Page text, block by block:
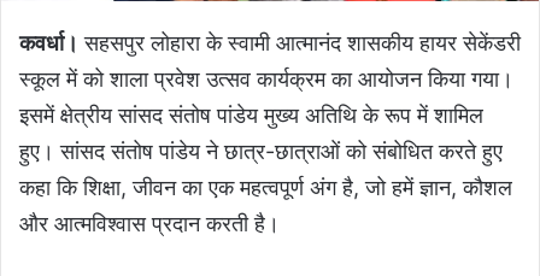
कवर्धा। सहसपुर लोहारा के स्वामी आत्मानंद शासकीय हायर सेकेंडरी
स्कूल में को शाला प्रवेश उत्सव कार्यक्रम का आयोजन किया गया।
इसमें क्षेत्रीय सांसद संतोष पांडेय मुख्य अतिथि के रूप में शामिल
हुए। सांसद संतोष पांडेय ने छात्र-छात्राओं को संबोधित करते हुए
कहा कि शिक्षा, जीवन का एक महत्वपूर्ण अंग है, जो हमें ज्ञान, कौशल
और आत्मविश्वास प्रदान करती है।